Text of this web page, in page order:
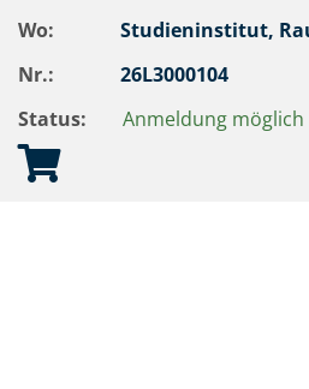
Wo:
Studieninstitut,
Nr.:
26L3000104
Status:
Anmeldung möglich